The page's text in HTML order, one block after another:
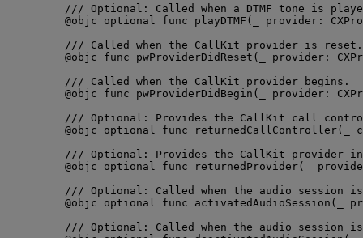
/// Optional: Called when a DTMF tone is
@objc
optional func playDTMF ( provider :
/// Called when the CallKit provider is reset.
@objc
func pwProviderDidReset ( provider :
/// Called when the CallKit provider begins.
@objc
func pwProviderDidBegin ( provider :
/// Optional: Provides the CallKit call
@objc
optional func returnedCallController(
/// Optional: Provides the CallKit provider
@objc
optional func returnedProvider(
/// Optional: Called when the audio session
@objc
optional func activatedAudioSession (
/// Optional: Called when the audio session